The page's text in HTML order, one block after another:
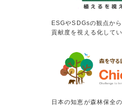
ESGやSDGsの観点か
貢献度を視える化して
日本の知恵が森林保全